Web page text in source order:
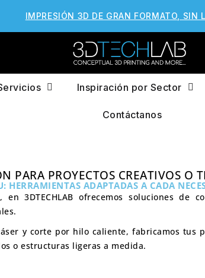
IMPRESIÓN 3D DE GRAN FORMATO, SIN
Inspiración por Sector
Contáctanos
PARA PROYECTOS CREATIVOS O
ADAPTADAS A CADA
en3DTECHLAB ofrecemos soluciones de
y corte por hilo caliente, fabricamos tus
o estructuras ligeras a medida.